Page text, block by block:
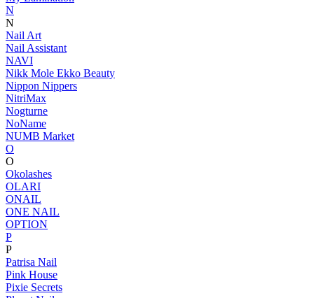
N
N
Nail Art
Nail Assistant
NAVI
Nikk Mole Ekko Beauty
Nippon Nippers
NitriMax
Nogturne
NoName
NUMB Market
O
O
Okolashes
OLARI
ONAIL
ONE NAIL
OPTION
P
P
Patrisa Nail
Pink House
Pixie Secrets